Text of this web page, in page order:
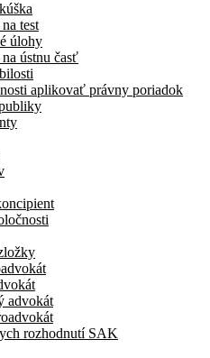
test
úlohy
ústnu časť
aplikovať právny poriadok
advokát
rozhodnutí SAK